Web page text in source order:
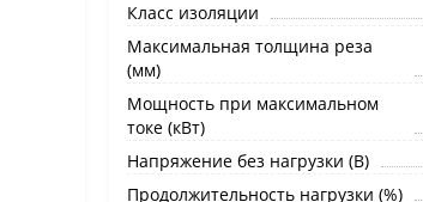
Класс изоляции
Максимальная толщина реза
(мм)
Мощность при максимальном
токе (кВт)
Напряжение без нагрузки (В)
Продолжительность нагрузки (%)